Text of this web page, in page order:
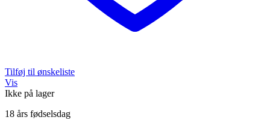
Tilføj til ønskeliste
Vis
Ikke på lager
18 års fødselsdag